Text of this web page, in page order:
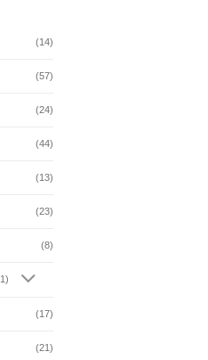
(14)
(57)
(24)
(44)
(13)
(23)
(8)
(17)
(21)